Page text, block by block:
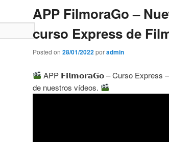
APP FilmoraGo –
curso Express de
Posted on 28/01/2022poradmin
APP 𝗙𝗶𝗹𝗺𝗼𝗿𝗮𝗚𝗼 – Curso Express
de nuestros vídeos.